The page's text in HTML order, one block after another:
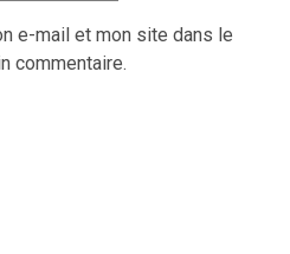
e-mail et mon site dans le
commentaire.